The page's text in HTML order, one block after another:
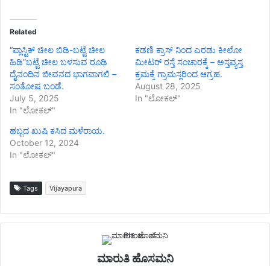
Related
“ಪ್ಲಾಸ್ಟಿಕ್ ಚೀಲ ಬಿಡಿ-ಬಟ್ಟೆ ಚೀಲ
ಹಿಡಿ”ಬಟ್ಟೆ ಚೀಲ ಬಳಸುವ ರೂಢಿ
ದೈನಂದಿನ ಜೀವನದ ಭಾಗವಾಗಲಿ –
ಸಂತೋಷ ಬಂಡೆ.
July 5, 2025
In "ಲೋಕಲ್"
ಕಡಣಿ ಕ್ರಾಸ್ ನಿಂದ ಎರಡು ಕೀಲೋ
ಮೀಟರ್ ರಸ್ತೆ ಸಂಚಾರಕ್ಕೆ – ಅಸ್ತವ್ಯಸ್ತ
ಕ್ರಮಕ್ಕೆ ಗ್ರಾಮಸ್ಥರಿಂದ ಆಗ್ರಹ.
August 28, 2025
In "ಲೋಕಲ್"
ಹಬ್ಬದ ಖುಷಿ ಕಸಿದ ಮಳೆರಾಯ.
October 12, 2024
In "ಲೋಕಲ್"
Tags Vijayapura
ಮಾರುತಿ ಹೊಸಮನಿ